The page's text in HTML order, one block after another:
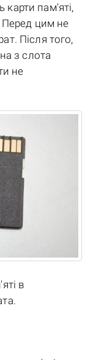
пам'яті,
Перед цим не
Після того,
з слота
не
в